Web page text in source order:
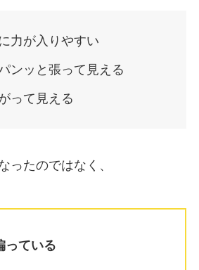
力が入りやすい
ンッと張って見える
って見える
ったのではなく、
っている